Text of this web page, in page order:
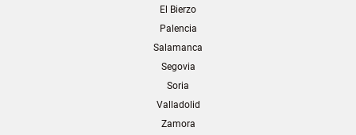
El Bierzo
Palencia
Salamanca
Segovia
Soria
Valladolid
Zamora